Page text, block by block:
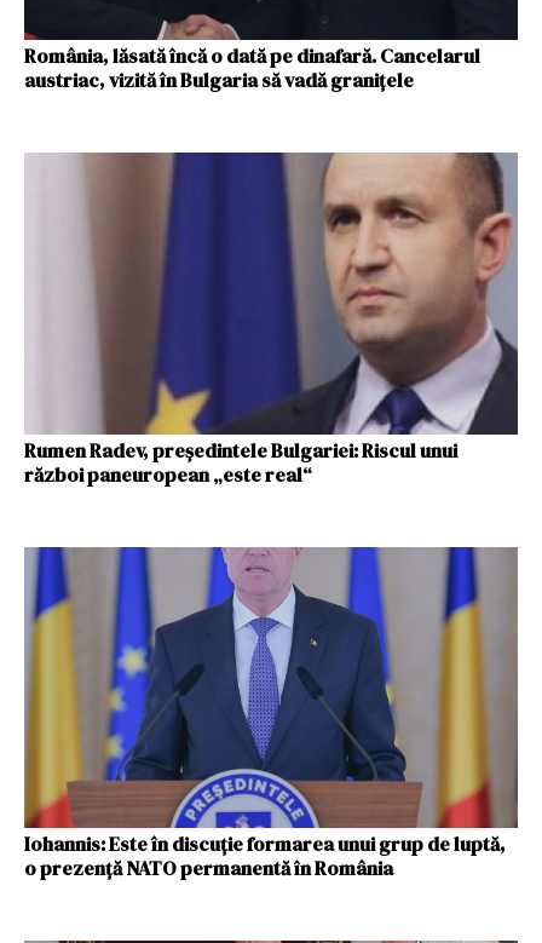
România, lăsată încă o dată pe dinafară. Cancelarul
austriac, vizită în Bulgaria să vadă granițele
Rumen Radev, președintele Bulgariei: Riscul unui
război paneuropean „este real“
Iohannis: Este în discuție formarea unui grup de luptă,
o prezență NATO permanentă în România